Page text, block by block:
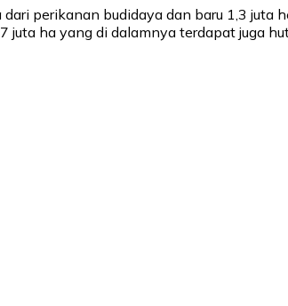
perikanan budidaya dan baru 1,3
ha yang di dalamnya terdapat juga